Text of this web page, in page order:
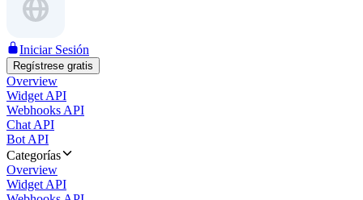
Iniciar Sesión
Regístrese gratis
Overview
Widget API
Webhooks API
Chat API
Bot API
Categorías
Overview
Widget API